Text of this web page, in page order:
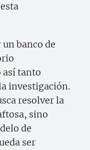
banco de
tanto
investigación.
resolver la
sino
de
ser